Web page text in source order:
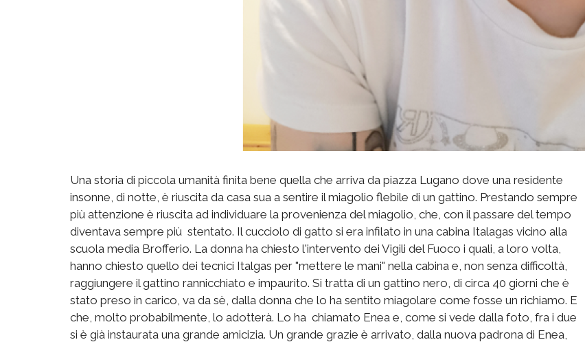
Una storia di piccola umanità finita bene quella che arriva da piazza Lugano dove una residente
insonne, di notte, è riuscita da casa sua a sentire il miagolio flebile di un gattino. Prestando sempre
più attenzione è riuscita ad individuare la provenienza del miagolio, che, con il passare del tempo
diventava sempre più stentato. Il cucciolo di gatto si era infilato in una cabina Italagas vicino alla
scuola media Brofferio. La donna ha chiesto l'intervento dei Vigili del Fuoco i quali, a loro volta,
hanno chiesto quello dei tecnici Italgas per "mettere le mani" nella cabina e, non senza difficoltà,
raggiungere il gattino rannicchiato e impaurito. Si tratta di un gattino nero, di circa 40 giorni che è
stato preso in carico, va da sè, dalla donna che lo ha sentito miagolare come fosse un richiamo. E
che, molto probabilmente, lo adotterà. Lo ha chiamato Enea e, come si vede dalla foto, fra i due
si è già instaurata una grande amicizia. Un grande grazie è arrivato, dalla nuova padrona di Enea,